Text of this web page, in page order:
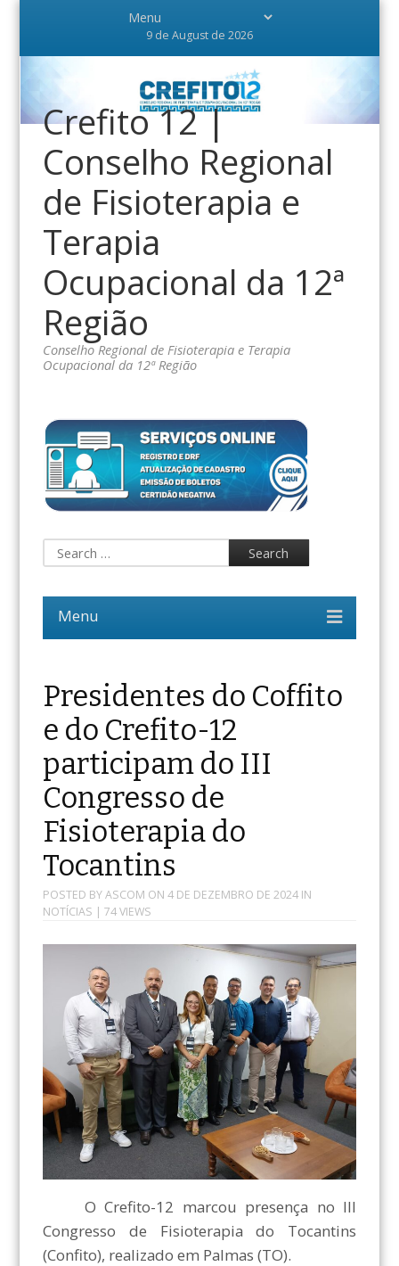
9 de August de 2026
Crefito 12 |
Conselho Regional
de Fisioterapia e
Terapia
Ocupacional da 12ª
Região
Conselho Regional de Fisioterapia e Terapia
Ocupacional da 12ª Região
Presidentes do Coffito
e do Crefito-12
participam do III
Congresso de
Fisioterapia do
Tocantins
POSTED BYASCOM ON 4 DE DEZEMBRO DE 2024IN
NOTÍCIAS | 74 VIEWS
O Crefito-12 marcou presença no III
Congresso de Fisioterapia do Tocantins
(Confito), realizado em Palmas (TO).